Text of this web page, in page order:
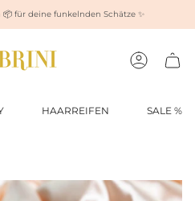
Konto
HAARREIFEN SALE %
für deine funkelnden Schätze ✨